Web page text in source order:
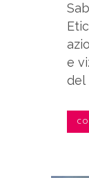
e
del